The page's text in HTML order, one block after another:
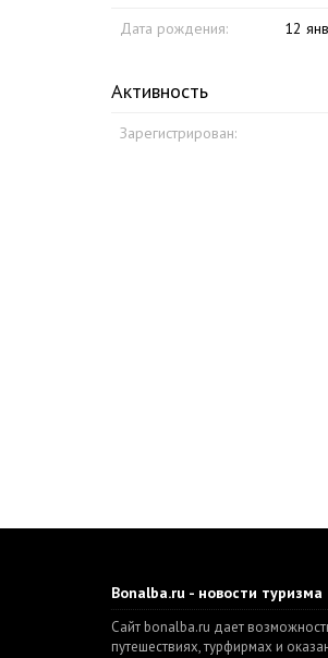
Дата рождения: 12
Активность
Зарегистрирован:
Bonalba.ru - новости туризма
Сайт bonalba.ru дает
путешествиях, турфирмах и